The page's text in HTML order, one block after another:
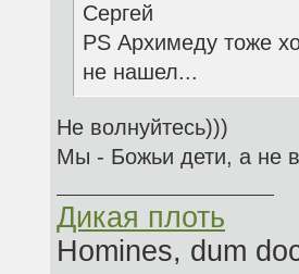
Сергей
PS Архимеду тоже
не нашел...
Не волнуйтесь)))
Мы - Божьи дети, а не
Дикая плоть
Homines, dum